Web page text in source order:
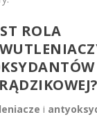
ROLA
i